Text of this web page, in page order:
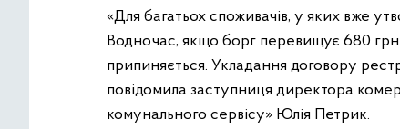
«Для багатьох споживачів, у яких вже
Водночас, якщо борг перевищує 680 грн
припиняється. Укладання договору
повідомила заступниця директора
комунального сервісу» Юлія Петрик.